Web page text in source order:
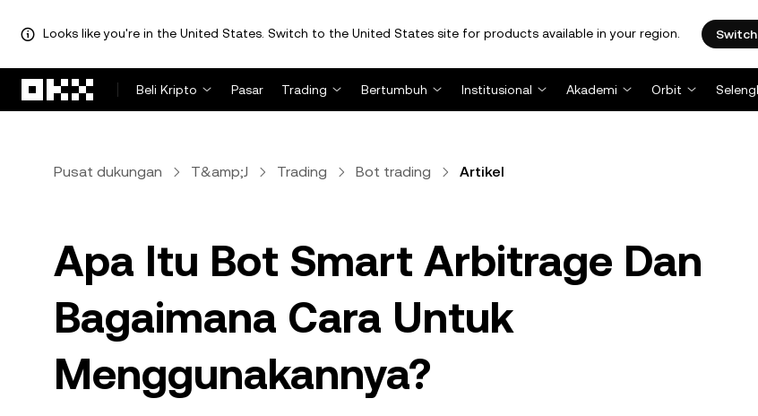
Looks like you're in the United States. Switch to the United States site for products available in your region.
Beli Kripto
Pasar Trading Bertumbuh Institusional Akademi Orbit
Pusat dukungan T&amp;J Trading Bot trading Artikel
Apa Itu Bot Smart Arbitrage Dan
Bagaimana Cara Untuk
Menggunakannya?